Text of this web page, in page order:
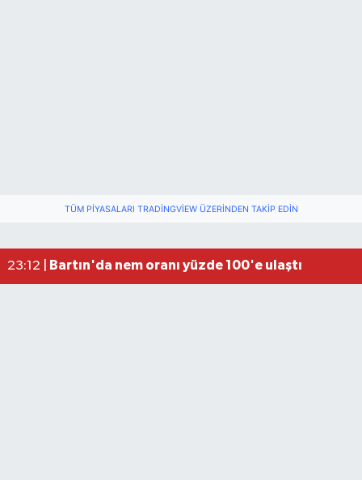
TÜM PIYASALARI TRADINGVIEW ÜZERINDEN TAKIP EDIN
23:12 |
Bartın'da nem oranı yüzde 100'e ulaştı